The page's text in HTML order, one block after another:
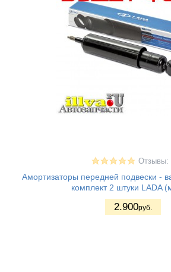
Отзывы:
Амортизаторы передней подвески -
комплект 2 штуки LADA
2.900руб.